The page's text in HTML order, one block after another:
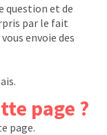
question et de
par le fait
envoie des
page ?
page.